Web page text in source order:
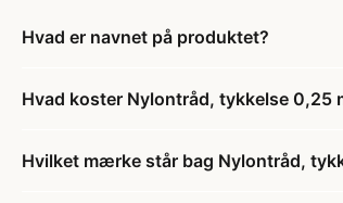
Hvad er navnet på produktet?
Hvad koster Nylontråd, tykkelse 0,25
Hvilket mærke står bag Nylontråd,